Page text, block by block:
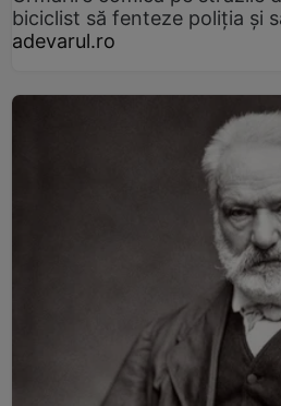
biciclist să fenteze poliția și
adevarul.ro